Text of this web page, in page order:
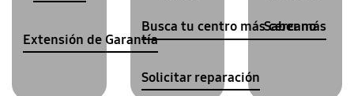
Extensión de Garantía
Busca tu centro más cercano
Solicitar reparación
Saber más